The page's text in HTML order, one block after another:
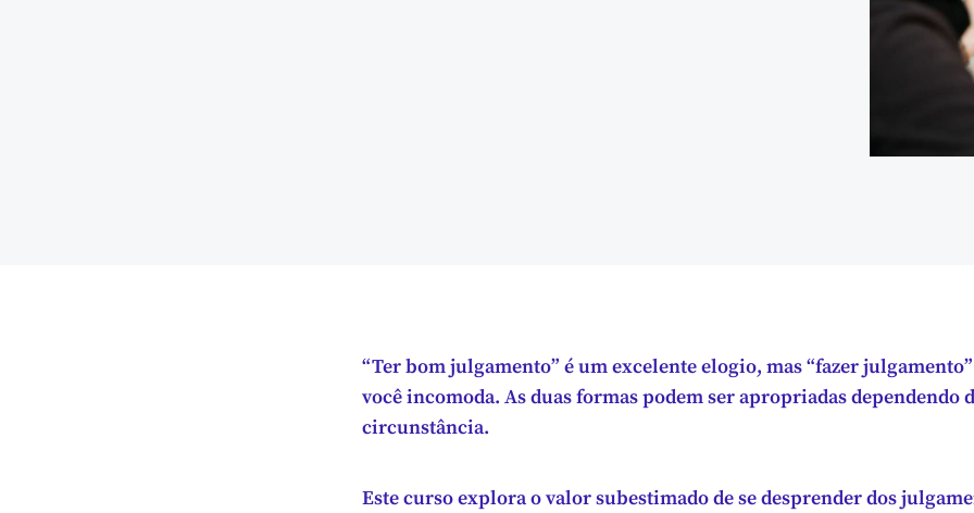
“Ter bom julgamento” é um excelente elogio, mas “fazer
você incomoda. As duas formas podem ser apropriadas dependendo
circunstância.
Este curso explora o valor subestimado de se desprender dos